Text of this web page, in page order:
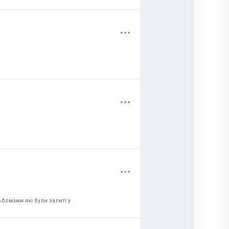
...
...
...
які були залиті у